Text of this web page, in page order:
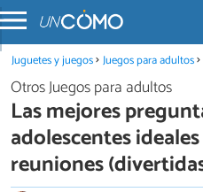
Juguetes y juegos Juegos para adultos
Otros Juegos para adultos
Las mejores
adolescentes
reuniones